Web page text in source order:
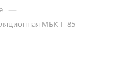
—
МБК-Г-85